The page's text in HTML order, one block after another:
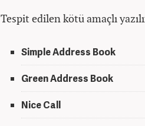
Tespit edilen kötü amaçlı
Simple Address Book
Green Address Book
Nice Call